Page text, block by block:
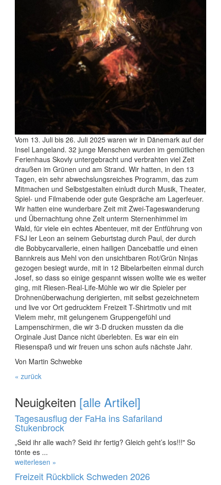
Vom 13. Juli bis 26. Juli 2025 waren wir in Dänemark auf der
Insel Langeland. 32 junge Menschen wurden im gemütlichen
Ferienhaus Skovly untergebracht und verbrahten viel Zeit
draußen im Grünen und am Strand. Wir hatten, in den 13
Tagen, ein sehr abwechslungsreiches Programm, das zum
Mitmachen und Selbstgestalten einludt durch Musik, Theater,
Spiel- und Filmabende oder gute Gespräche am Lagerfeuer.
Wir hatten eine wunderbare Zeit mit Zwei-Tageswanderung
und Übernachtung ohne Zelt unterm Sternenhimmel im
Wald, für viele ein echtes Abenteuer, mit der Entführung von
FSJ ler Leon an seinem Geburtstag durch Paul, der durch
die Bobbycarvallerie, einen hailigen Dancebattle und einen
Bannkreis aus Mehl von den unsichtbaren Rot/Grün Ninjas
gezogen besiegt wurde, mit in 12 Bibelarbeiten einmal durch
Josef, so dass so einige gespannt wissen wollte wie es weiter
ging, mit Riesen-Real-Life-Mühle wo wir die Spieler per
Drohnenüberwachung derigierten, mit selbst gezeichnetem
und live vor Ort gedrucktem Freizeit T-Shirtmotiv und mit
Vielem mehr, mit gelungenem Gruppengefühl und
Lampenschirmen, die wir 3-D drucken mussten da die
Orginale Just Dance nicht überlebten. Es war ein ein
Riesenspaß und wir freuen uns schon aufs nächste Jahr.
Von Martin Schwebke
« zurück
Neuigkeiten [alle Artikel]
Tagesausflug der FaHa ins Safariland
Stukenbrock
„Seid ihr alle wach? Seid ihr fertig? Gleich geht’s los!!!" So
tönte es ...
weiterlesen »
Freizeit Rückblick Schweden 2026